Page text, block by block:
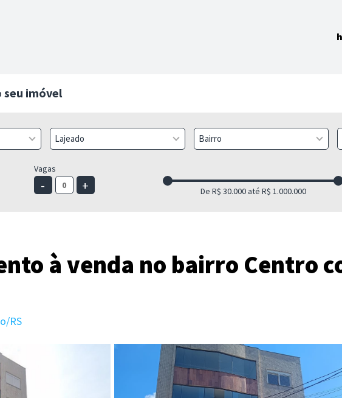
seu imóvel
Lajeado Bairro
Vagas
- +
à venda no bairro Centro
RS